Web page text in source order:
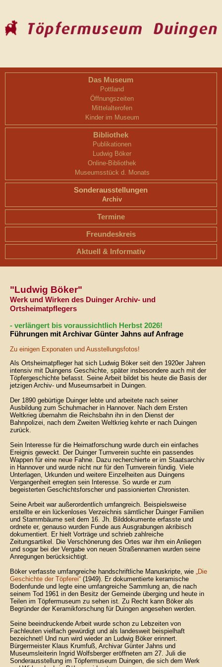
Das Museum
Pottland
Öffnungszeiten
Mittelalterofen
Kinder im Museum
Bibliothek
Publikationen
Ludwig Böker
Online-Bibliothek
Museumsstück d. Monats
Sonderausstellungen
Archiv
Termine
Freundeskreis
Aktuell & Informativ
"Ludwig Böker"
Werk und Wirken des Duinger Archiv- und
Ortsheimatpflegers
- verlängert bis voraussichtlich Herbst 2026!
Führungen mit Archivar Günter Jahns auf Anfrage
Zu einigen Exponaten und Ausstellungsfotos!
Als Ortsheimatpfleger hat sich Ludwig Böker seit den 1920er Jahren
intensiv mit Duingens Geschichte, später insbesondere auch mit der
Töpfergeschichte befasst. Seine Arbeit bildet bis heute die Basis der
jetzigen Archiv- und Museumsarbeit in Duingen.
Der 1890 gebürtige Duinger lebte und arbeitete nach seiner
Ausbildung zum Schuhmacher in Hannover. Nach dem Ersten
Weltkrieg übernahm die Reichsbahn ihn in den Dienst der
Bahnpolizei, nach dem Zweiten Weltkrieg kehrte er nach Duingen
zurück.
Sein Interesse für die Heimatforschung wurde durch ein einfaches
Ereignis geweckt. Der Duinger Turnverein suchte ein passendes
Wappen für eine neue Fahne. Dazu recherchierte er im Staatsarchiv
in Hannover und wurde nicht nur für den Turnverein fündig. Viele
Unterlagen, Urkunden und weitere Einzelheiten aus Duingens
Vergangenheit erregten sein Interesse. So wurde er zum
begeisterten Geschichtsforscher und passionierten Chronisten.
Seine Arbeit war außerordentlich umfangreich. Beispielsweise
erstellte er ein lückenloses Verzeichnis sämtlicher Duinger Familien
und Stammbäume seit dem 16. Jh. Bilddokumente erfasste und
ordnete er, genauso wurden Funde aus Ausgrabungen akribisch
dokumentiert. Er hielt Vorträge und schrieb zahlreiche
Zeitungsartikel. Die Verschönerung des Ortes war ihm ein Anliegen
und sogar bei der Vergabe von neuen Straßennamen wurden seine
Anregungen berücksichtigt.
Böker verfasste umfangreiche handschriftliche Manuskripte, wie „Die
Geschichte der Töpferei“ (1949). Er dokumentierte keramische
Bodenfunde und legte eine umfangreiche Sammlung an, die nach
seinem Tod 1961 in den Besitz der Gemeinde überging und heute in
Teilen im Töpfermuseum zu sehen ist. Zu Recht kann Böker als
Begründer der Keramikforschung für Duingen angesehen werden.
Seine beeindruckende Arbeit wurde schon zu Lebzeiten von
Fachleuten vielfach gewürdigt und als landesweit beispielhaft
bezeichnet! Und nun wird wieder an Ludwig Böker erinnert.
Bürgermeister Klaus Krumfuß, Archivar Günter Jahns und
Museumsleiterin Ingrid Wolfsberger eröffneten am 27. Juli die
Sonderausstellung im Töpfermuseum Duingen, die sich dem Werk